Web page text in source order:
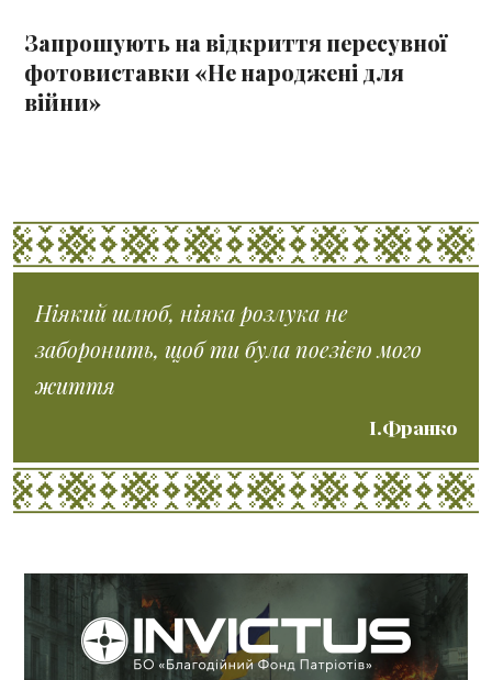
Запрошують на відкриття пересувної
фотовиставки «Не народжені для
війни»
Ніякий шлюб, ніяка розлука не
заборонить, щоб ти була поезією мого
життя
І.Франко